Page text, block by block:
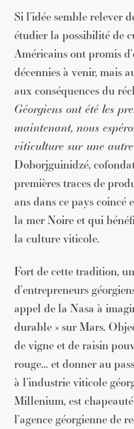
Si l’idée semble relever
étudier la possibilité de
Américains ont promis
décennies à venir, mais
aux conséquences du
Géorgiens ont été les
maintenant, nous
viticulture sur une
Doborjguinidzé,
premières traces de
ans dans ce pays coincé
la mer Noire et qui
la culture viticole.
Fort de cette tradition,
d’entrepreneurs
appel de la Nasa à
durable » sur Mars.
de vigne et de raisin
rouge… et donner au
à l’industrie viticole
Millenium, est
l’agence géorgienne de